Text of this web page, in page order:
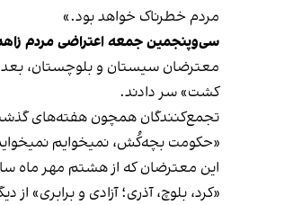
مردم خطرناک خواهد بود.»
سی‌وپنجمین جمعه اعتراضی مردم
معترضان سیستان و بلوچستان، بعد
کشت» سر دادند.
تجمع‌کنندگان همچون هفته‌های
«حکومت بچه‌کُش، نمیخوایم
این معترضان که از هشتم مهر ماه
«کرد، بلوچ، آذری؛ آزادی و برابری» از دیگر